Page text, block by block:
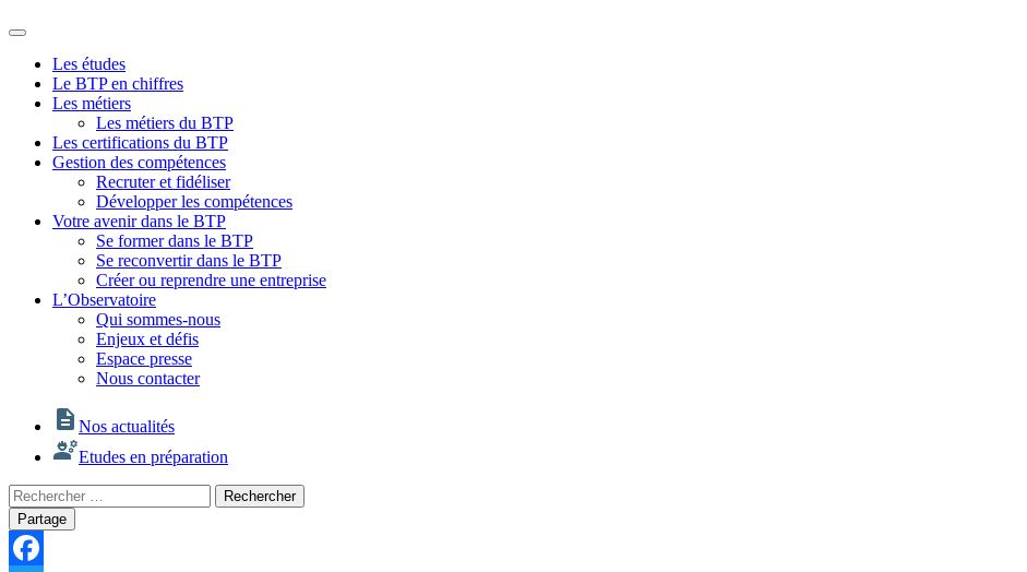
Les études
Le BTP en chiffres
Les métiers
Les métiers du BTP
Les certifications du BTP
Gestion des compétences
Recruter et fidéliser
Développer les compétences
Votre avenir dans le BTP
Se former dans le BTP
Se reconvertir dans le BTP
Créer ou reprendre une entreprise
L’Observatoire
Qui sommes-nous
Enjeux et défis
Espace presse
Nous contacter
Nos actualités
Etudes en préparation
Rechercher
:
Rechercher
Partage